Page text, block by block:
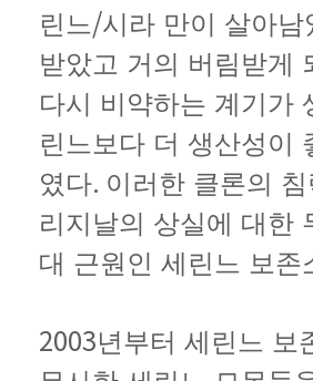
린느/시라 만이 살아남
받았고 거의 버림받게
다시
비약하는 계기가
린느보다 더 생산성이
였다. 이러한 클론의 침
리지날의 상실에 대한
대 근원인 세린느 보존
2003년부터 세린느 보